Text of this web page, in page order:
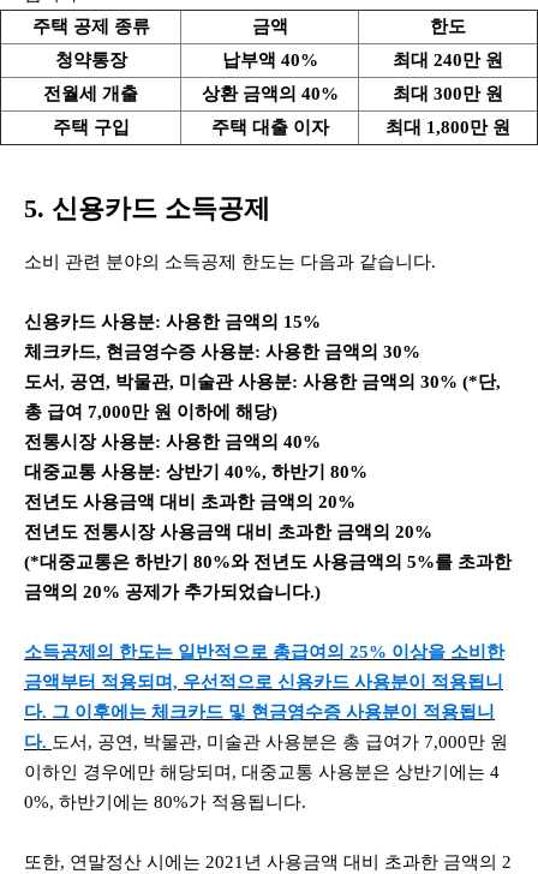
주택 공제 종류
금액
한도
청약통장
납부액 40%
최대 240만 원
전월세 개출
상환 금액의 40%
최대 300만 원
주택 구입
주택 대출 이자 최대 1,800만 원
5. 신용카드 소득공제
소비 관련 분야의 소득공제 한도는 다음과 같습니다.
신용카드 사용분: 사용한 금액의 15%
체크카드, 현금영수증 사용분: 사용한 금액의 30%
도서, 공연, 박물관, 미술관 사용분: 사용한 금액의 30% (*단,
총 급여 7,000만 원 이하에 해당)
전통시장 사용분: 사용한 금액의 40%
대중교통 사용분: 상반기 40%, 하반기 80%
전년도 사용금액 대비 초과한 금액의 20%
전년도 전통시장 사용금액 대비 초과한 금액의 20%
(*대중교통은 하반기 80%와 전년도 사용금액의 5%를 초과한
금액의 20% 공제가 추가되었습니다.)
소득공제의 한도는 일반적으로 총급여의 25% 이상을 소비한
금액부터 적용되며, 우선적으로 신용카드 사용분이 적용됩니
다. 그 이후에는 체크카드 및 현금영수증 사용분이 적용됩니
다. 도서, 공연, 박물관, 미술관 사용분은 총 급여가 7,000만 원
이하인 경우에만 해당되며, 대중교통 사용분은 상반기에는 4
0%, 하반기에는 80%가 적용됩니다.
또한, 연말정산 시에는 2021년 사용금액 대비 초과한 금액의 2